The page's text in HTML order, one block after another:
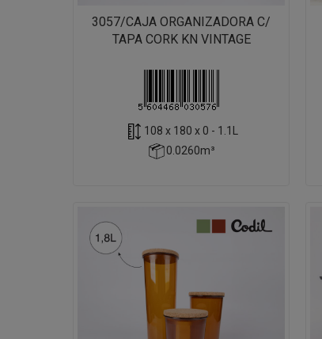
3057/CAJA ORGANIZADORA C/
TAPA CORK KN VINTAGE
108 x 180 x 0 - 1.1L
0.0260m³